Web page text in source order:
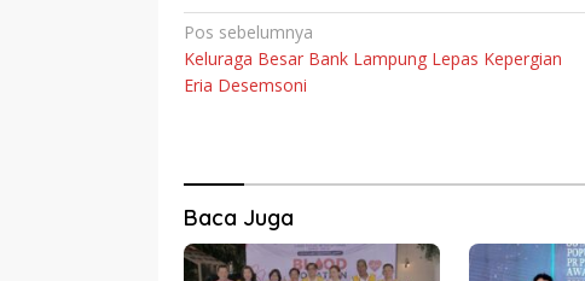
Navigasi
pos
Pos sebelumnya
Keluraga Besar Bank Lampung Lepas Kepergian
Eria Desemsoni
Baca Juga